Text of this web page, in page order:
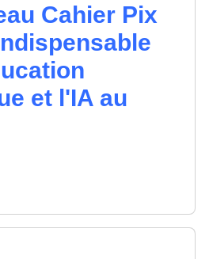
Cahier Pix
et l'IA au